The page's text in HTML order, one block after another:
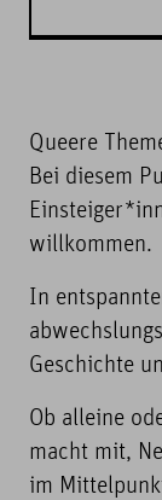
Queere
Bei diesem
willkommen.
In
Geschichte
Ob alleine
macht mit,
im